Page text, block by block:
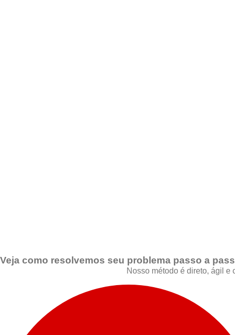
Veja como resolvemos seu problema passo a
Nosso método é direto, ágil e